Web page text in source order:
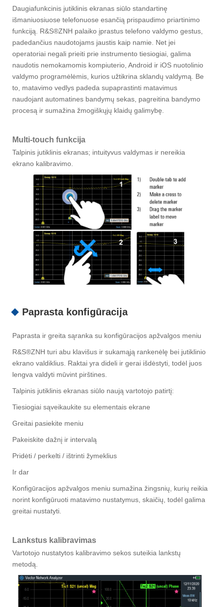
Daugiafunkcinis jutiklinis ekranas siūlo standartinę
išmaniuosiuose telefonuose esančią prispaudimo priartinimo
funkciją. R&S®ZNH palaiko įprastus telefono valdymo gestus,
padedančius naudotojams jaustis kaip namie. Net jei
operatoriai negali prieiti prie instrumento tiesiogiai, galima
naudotis nemokamomis kompiuterio, Android ir iOS nuotolinio
valdymo programėlėmis, kurios užtikrina sklandų valdymą. Be
to, matavimo vedlys padeda supaprastinti matavimus
naudojant automatines bandymų sekas, pagreitina bandymo
procesą ir sumažina žmogiškųjų klaidų galimybę.
Multi-touch funkcija
Talpinis jutiklinis ekranas; intuityvus valdymas ir nereikia
ekrano kalibravimo.
Paprasta konfigūracija
Paprasta ir greita sąranka su konfigūracijos apžvalgos meniu
R&S®ZNH turi abu klavišus ir sukamąją rankenėlę bei jutiklinio
ekrano valdiklius. Raktai yra dideli ir gerai išdėstyti, todėl juos
lengva valdyti mūvint pirštines.
Talpinis jutiklinis ekranas siūlo naują vartotojo patirtį:
Tiesiogiai sąveikaukite su elementais ekrane
Greitai pasiekite meniu
Pakeiskite dažnį ir intervalą
Pridėti / perkelti / ištrinti žymeklius
Ir dar
Konfigūracijos apžvalgos meniu sumažina žingsnių, kurių reikia
norint konfigūruoti matavimo nustatymus, skaičių, todėl galima
greitai nustatyti.
Lankstus kalibravimas
Vartotojo nustatytos kalibravimo sekos suteikia lankstų
metodą.